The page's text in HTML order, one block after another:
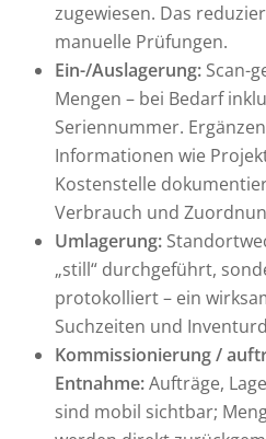
zugewiesen. Das
manuelle Prüfungen.
Ein-/Auslagerung: Scan-
Mengen – bei Bedarf
Seriennummer.
Informationen wie
Kostenstelle
Verbrauch und
Umlagerung:
„still“ durchgeführt,
protokolliert – ein
Suchzeiten und
Kommissionierung /
Entnahme:Aufträge,
sind mobil sichtbar;